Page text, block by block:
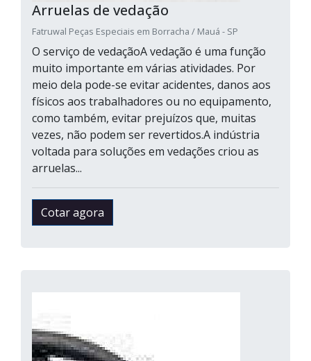
Arruelas de vedação
Fatruwal Peças Especiais em Borracha / Mauá - SP
O serviço de vedaçãoA vedação é uma função
muito importante em várias atividades. Por
meio dela pode-se evitar acidentes, danos aos
físicos aos trabalhadores ou no equipamento,
como também, evitar prejuízos que, muitas
vezes, não podem ser revertidos.A indústria
voltada para soluções em vedações criou as
arruelas...
Cotar agora